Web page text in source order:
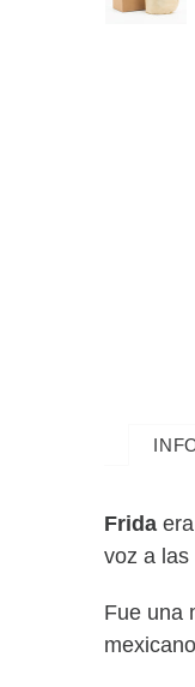
Frida
voz a las
Fue una